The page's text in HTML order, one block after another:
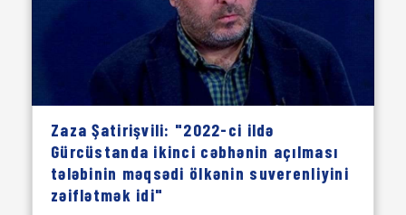
Zaza Şatirişvili: "2022-ci ildə
Gürcüstanda ikinci cəbhənin açılması
tələbinin məqsədi ölkənin suverenliyini
zəiflətmək idi"